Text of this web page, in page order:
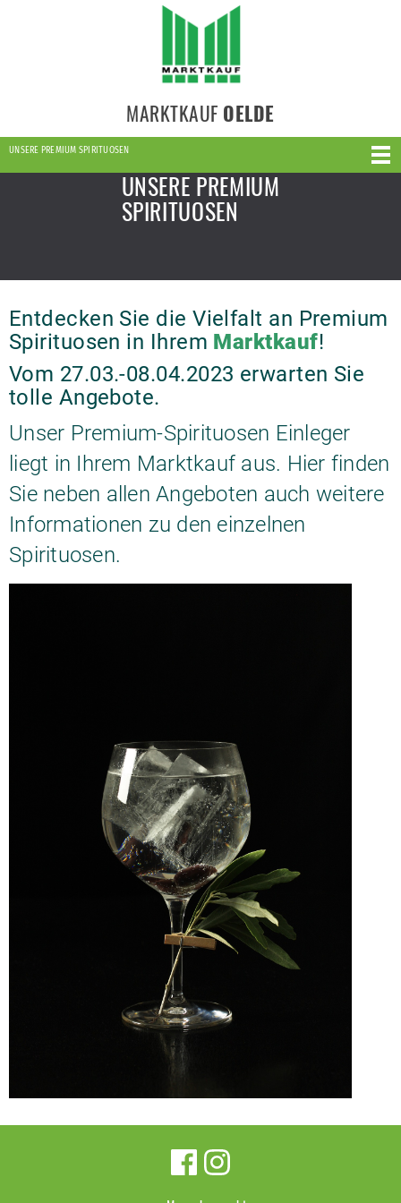
MARKTKAUF OELDE
UNSERE PREMIUM SPIRITUOSEN
UNSERE PREMIUM
SPIRITUOSEN
Entdecken Sie die Vielfalt an Premium
Spirituosen in Ihrem Marktkauf!
Vom 27.03.-08.04.2023 erwarten Sie
tolle Angebote.
Unser Premium-Spirituosen Einleger
liegt in Ihrem Marktkauf aus. Hier finden
Sie neben allen Angeboten auch weitere
Informationen zu den einzelnen
Spirituosen.